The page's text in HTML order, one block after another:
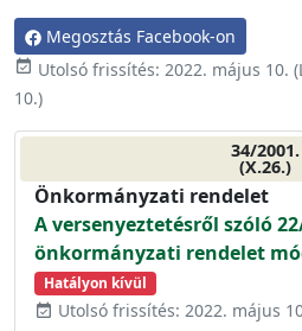
Megosztás Facebook-on
event_available Utolsó frissítés: 2022. május 10.
10.)
34/2001.
(X.26.)
Önkormányzati rendelet
A versenyeztetésről szóló
önkormányzati rendelet
Hatályon kívül
event_available Utolsó frissítés: 2022. május